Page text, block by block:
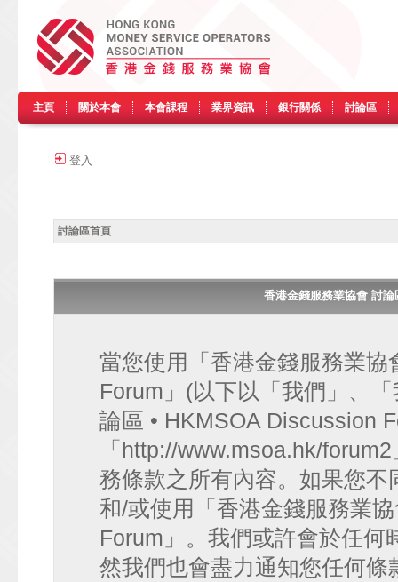
主頁 關於本會 本會課程 業界資訊 銀行關係 討論區
登入
討論區首頁
香港金錢服務業協會 討
當您使用「香港金錢服務業
Forum」(以下以「我們」、
論區 • HKMSOA Discussion
「http://www.msoa.hk/
務條款之所有內容。如果您
和/或使用「香港金錢服務業
Forum」。我們或許會於任何
然我們也會盡力通知您任何